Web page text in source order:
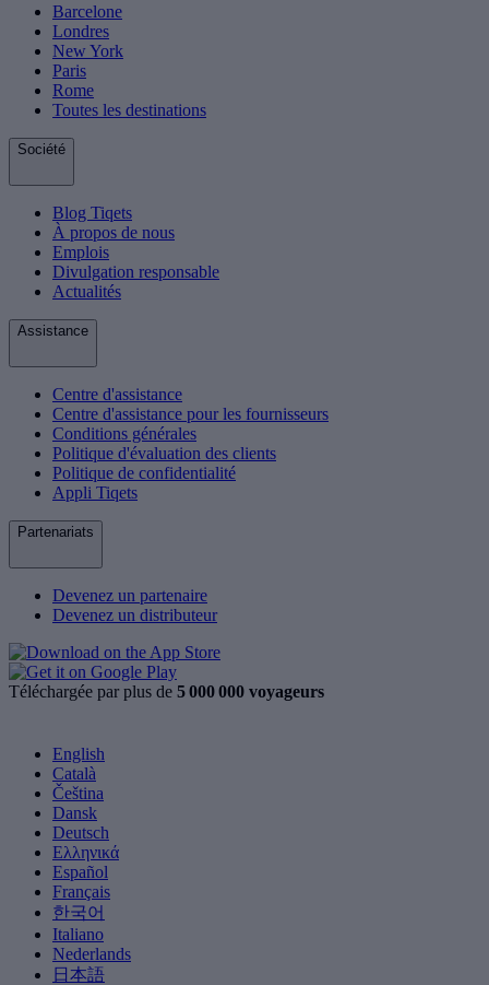
Barcelone
Londres
New York
Paris
Rome
Toutes les destinations
Société
Blog Tiqets
À propos de nous
Emplois
Divulgation responsable
Actualités
Assistance
Centre d'assistance
Centre d'assistance pour les fournisseurs
Conditions générales
Politique d'évaluation des clients
Politique de confidentialité
Appli Tiqets
Partenariats
Devenez un partenaire
Devenez un distributeur
Téléchargée par plus de 5 000 000 voyageurs
English
Català
Čeština
Dansk
Deutsch
Ελληνικά
Español
Français
한국어
Italiano
Nederlands
日本語